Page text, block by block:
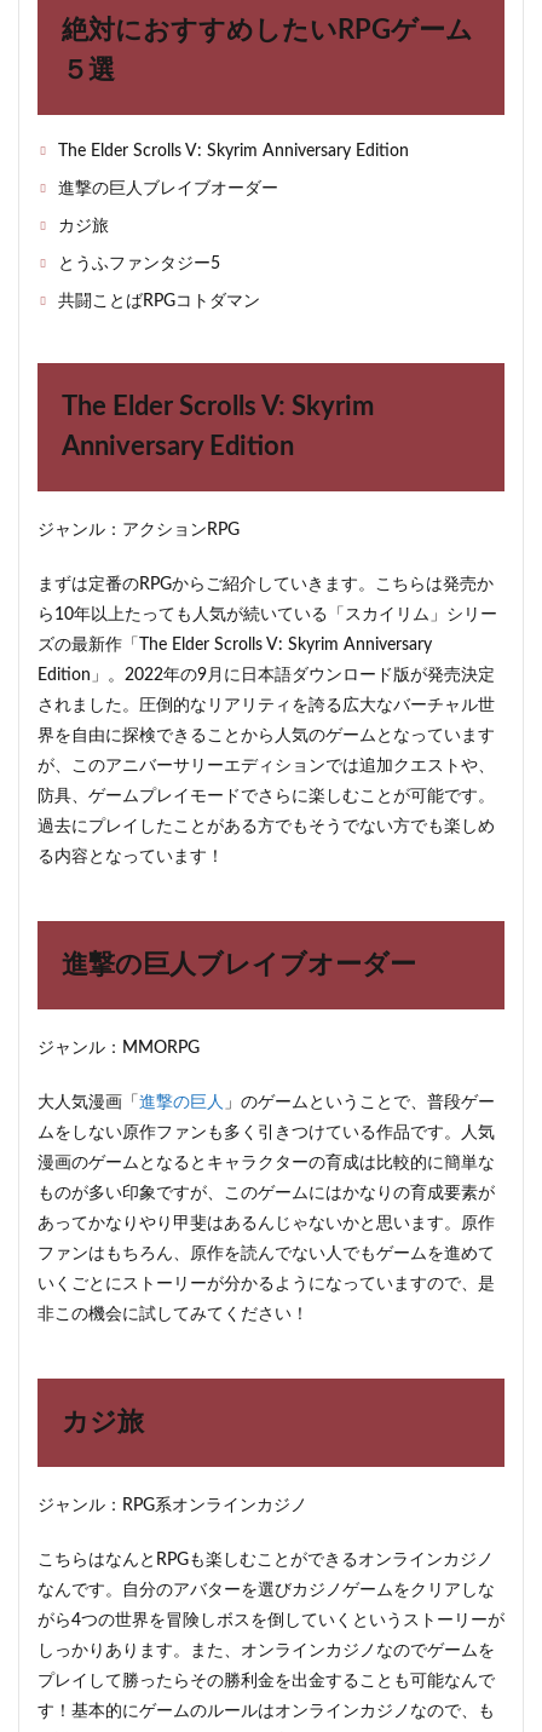
Anniversary
進撃
人ブ
レイ
ブオ
ーダ
カジ
6
ふフ
ァン
タジ
共闘
ば
RPG
ダマ
ン
8
まと
絶対におすすめしたいRPGゲーム
５選
The Elder Scrolls V: Skyrim Anniversary Edition
進撃の巨人ブレイブオーダー
カジ旅
とうふファンタジー5
共闘ことばRPGコトダマン
The Elder Scrolls V: Skyrim
Anniversary Edition
ジャンル：アクションRPG
まずは定番のRPGからご紹介していきます。こちらは発売か
ら10年以上たっても人気が続いている「スカイリム」シリー
ズの最新作「The Elder Scrolls V: Skyrim Anniversary
Edition」。2022年の9月に日本語ダウンロード版が発売決定
されました。圧倒的なリアリティを誇る広大なバーチャル世
界を自由に探検できることから人気のゲームとなっています
が、このアニバーサリーエディションでは追加クエストや、
防具、ゲームプレイモードでさらに楽しむことが可能です。
過去にプレイしたことがある方でもそうでない方でも楽しめ
る内容となっています！
進撃の巨人ブレイブオーダー
ジャンル：MMORPG
大人気漫画「 進撃の巨人 」のゲームということで、普段ゲー
ムをしない原作ファンも多く引きつけている作品です。人気
漫画のゲームとなるとキャラクターの育成は比較的に簡単な
ものが多い印象ですが、このゲームにはかなりの育成要素が
あってかなりやり甲斐はあるんじゃないかと思います。原作
ファンはもちろん、原作を読んでない人でもゲームを進めて
いくごとにストーリーが分かるようになっていますので、是
非この機会に試してみてください！
カジ旅
ジャンル：RPG系オンラインカジノ
こちらはなんとRPGも楽しむことができるオンラインカジノ
なんです。自分のアバターを選びカジノゲームをクリアしな
がら4つの世界を冒険しボスを倒していくというストーリーが
しっかりあります。また、オンラインカジノなのでゲームを
プレイして勝ったらその勝利金を出金することも可能なんで
す！基本的にゲームのルールはオンラインカジノなので、も